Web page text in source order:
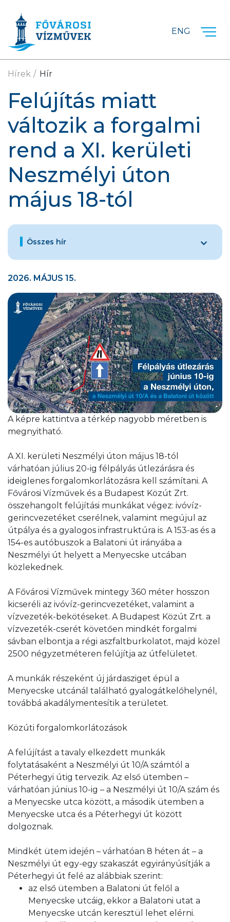
ENG
Hírek Hír
Felújítás miatt
változik a forgalmi
rend a XI. kerületi
Neszmélyi úton
május 18-tól
Összes hír
2026. MÁJUS 15.
A képre kattintva a térkép nagyobb méretben is
megnyitható.
A XI. kerületi Neszmélyi úton május 18-tól
várhatóan július 20-ig félpályás útlezárásra és
ideiglenes forgalomkorlátozásra kell számítani. A
Fővárosi Vízművek és a Budapest Közút Zrt.
összehangolt felújítási munkákat végez: ivóvíz-
gerincvezetéket cserélnek, valamint megújul az
útpálya és a gyalogos infrastruktúra is. A 153-as és a
154-es autóbuszok a Balatoni út irányába a
Neszmélyi út helyett a Menyecske utcában
közlekednek.
A Fővárosi Vízművek mintegy 360 méter hosszon
kicseréli az ivóvíz-gerincvezetéket, valamint a
vízvezeték-bekötéseket. A Budapest Közút Zrt. a
vízvezeték-cserét követően mindkét forgalmi
sávban elbontja a régi aszfaltburkolatot, majd közel
2500 négyzetméteren felújítja az útfelületet.
A munkák részeként új járdasziget épül a
Menyecske utcánál található gyalogátkelőhelynél,
továbbá akadálymentesítik a területet.
Közúti forgalomkorlátozások
A felújítást a tavaly elkezdett munkák
folytatásaként a Neszmélyi út 10/A számtól a
Péterhegyi útig tervezik. Az első ütemben –
várhatóan június 10-ig – a Neszmélyi út 10/A szám és
a Menyecske utca között, a második ütemben a
Menyecske utca és a Péterhegyi út között
dolgoznak.
Mindkét ütem idején – várhatóan 8 héten át – a
Neszmélyi út egy-egy szakaszát egyirányúsítják a
Péterhegyi út felé az alábbiak szerint:
az első ütemben a Balatoni út felől a
Menyecske utcáig, ekkor a Balatoni utat a
Menyecske utcán keresztül lehet elérni.